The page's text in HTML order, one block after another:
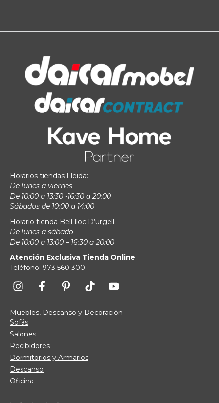
Horarios tiendas Lleida:
De lunes a viernes
De 10:00 a 13:30 -16:30 a 20:00
Sábados de 10:00 a 14:00
Horario tienda Bell-lloc D’urgell
De lunes a sábado
De 10:00 a 13:00 – 16:30 a 20:00
Atención Exclusiva Tienda Online
Teléfono: 973 560 300
Muebles, Descanso y Decoración
Sofás
Salones
Recibidores
Dormitorios y Armarios
Descanso
Oficina